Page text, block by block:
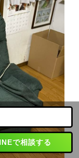
で相談する